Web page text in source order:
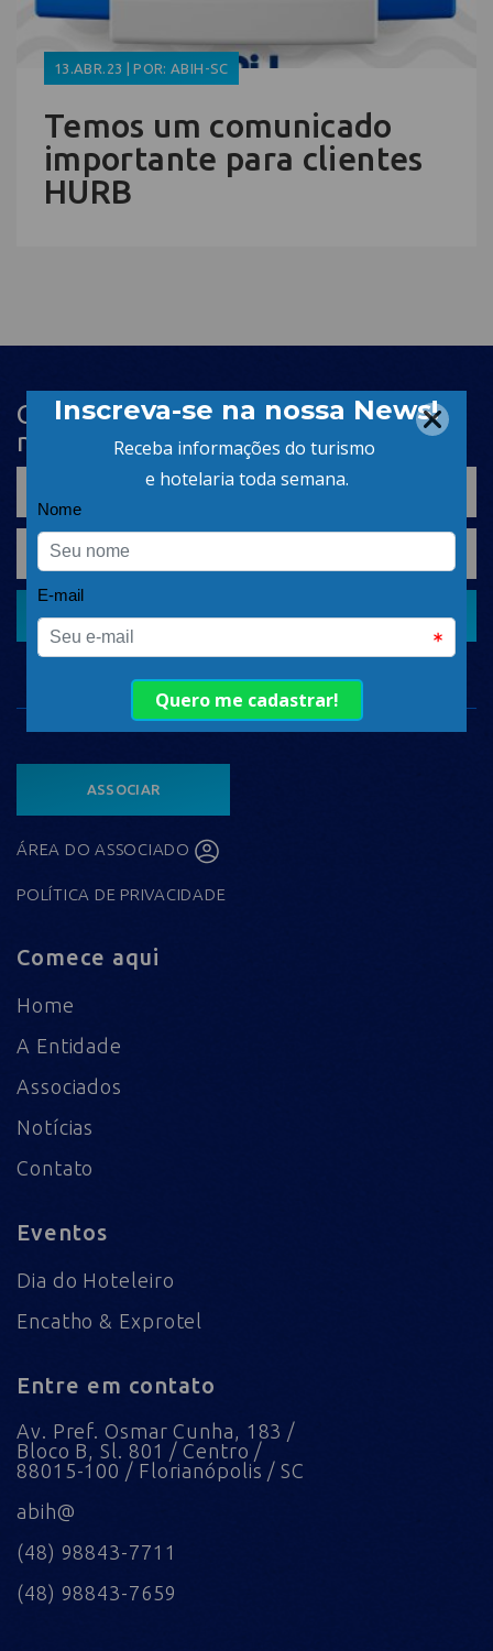
13.ABR.23 | POR: ABIH-SC
Temos um comunicado
importante para clientes
HURB
Cadastre-se na newsletter e receba
nosso conteúdo em seu e-mail
CADASTRAR
ASSOCIAR
ÁREA DO ASSOCIADO
POLÍTICA DE PRIVACIDADE
Comece aqui
Home
A Entidade
Associados
Notícias
Contato
Eventos
Dia do Hoteleiro
Encatho & Exprotel
Entre em contato
Av. Pref. Osmar Cunha, 183 /
Bloco B, Sl. 801 / Centro /
88015-100 / Florianópolis / SC
abih@
(48) 98843-7711
(48) 98843-7659